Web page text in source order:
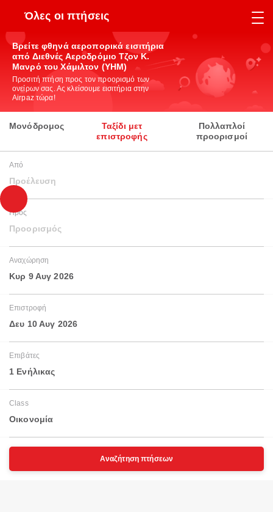
Όλες οι πτήσεις
Βρείτε φθηνά αεροπορικά εισιτήρια
από Διεθνές Αεροδρόμιο Τζον Κ.
Μανρό του Χάμιλτον (YHM)
Προσιτή πτήση προς τον προορισμό των
ονείρων σας. Ας κλείσουμε εισιτήρια στην
Airpaz τώρα!
Μονόδρομος
Ταξίδι μετ
επιστροφής
Πολλαπλοί
προορισμοί
Από
Προέλευση
Προς
Προορισμός
Αναχώρηση
Κυρ 9 Αυγ 2026
Επιστροφή
Δευ 10 Αυγ 2026
Επιβάτες
1 Ενήλικας
Class
Οικονομία
Αναζήτηση πτήσεων